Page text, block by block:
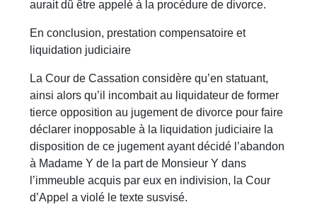
aurait dû être appelé à la procédure de divorce.
En conclusion, prestation compensatoire et
liquidation judiciaire
La Cour de Cassation considère qu’en statuant,
ainsi alors qu’il incombait au liquidateur de former
tierce opposition au jugement de divorce pour faire
déclarer inopposable à la liquidation judiciaire la
disposition de ce jugement ayant décidé l’abandon
à Madame Y de la part de Monsieur Y dans
l’immeuble acquis par eux en indivision, la Cour
d’Appel a violé le texte susvisé.